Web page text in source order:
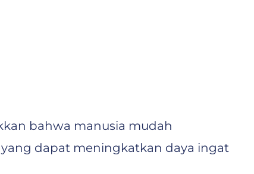
bahwa manusia mudah
yang dapat meningkatkan daya ingat